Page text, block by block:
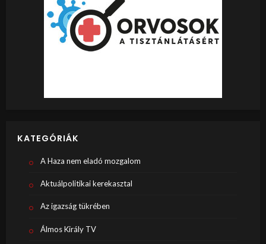
KATEGÓRIÁK
A Haza nem eladó mozgalom
Aktuálpolitikai kerekasztal
Az igazság tükrében
Álmos Király TV